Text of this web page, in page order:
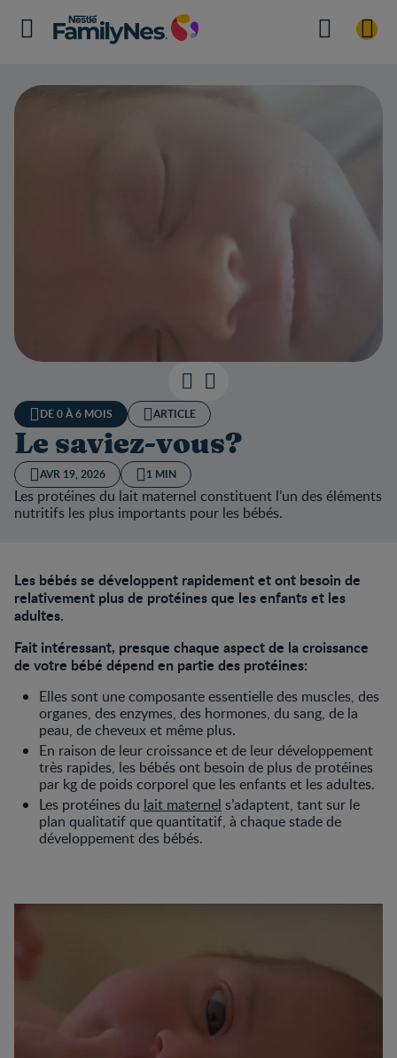
DE 0 À 6 MOIS ARTICLE
Le saviez-vous?
AVR 19, 2026 1 MIN
Les protéines du lait maternel constituent l’un des éléments
nutritifs les plus importants pour les bébés.
Les bébés se développent rapidement et ont besoin de
relativement plus de protéines que les enfants et les
adultes.
Fait intéressant, presque chaque aspect de la croissance
de votre bébé dépend en partie des protéines:
Elles sont une composante essentielle des muscles, des
organes, des enzymes, des hormones, du sang, de la
peau, de cheveux et même plus.
En raison de leur croissance et de leur développement
très rapides, les bébés ont besoin de plus de protéines
par kg de poids corporel que les enfants et les adultes.
Les protéines du lait maternel s’adaptent, tant sur le
plan qualitatif que quantitatif, à chaque stade de
développement des bébés.